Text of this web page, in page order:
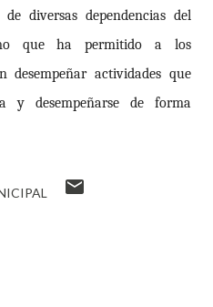
diversas dependencias del
que ha permitido a los
desempeñar actividades que
y desempeñarse de forma